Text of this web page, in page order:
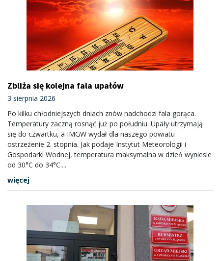
Zbliża się kolejna fala upałów
3 sierpnia 2026
Po kilku chłodniejszych dniach znów nadchodzi fala gorąca.
Temperatury zaczną rosnąć już po południu. Upały utrzymają
się do czwartku, a IMGW wydał dla naszego powiatu
ostrzeżenie 2. stopnia. Jak podaje Instytut Meteorologii i
Gospodarki Wodnej, temperatura maksymalna w dzień wyniesie
od 30°C do 34°C....
więcej